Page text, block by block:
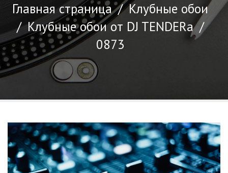
Главная страница /Клубные обои
/Клубные обои от DJ TENDERа /
0873